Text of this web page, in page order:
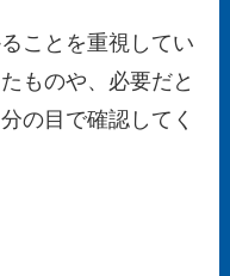
ことを重視してい
ものや、必要だと
の目で確認してく